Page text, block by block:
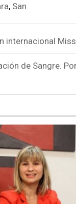
, San
internacional
de Sangre.